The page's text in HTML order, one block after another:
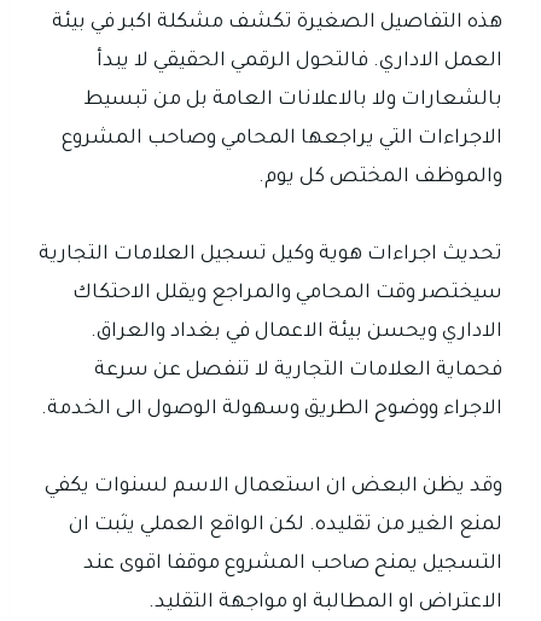
هذه التفاصيل الصغيرة تكشف مشكلة اكبر في بيئة
العمل الاداري. فالتحول الرقمي الحقيقي لا يبدأ
بالشعارات ولا بالاعلانات العامة بل من تبسيط
الاجراءات التي يراجعها المحامي وصاحب المشروع
والموظف المختص كل يوم.
تحديث اجراءات هوية وكيل تسجيل العلامات التجارية
سيختصر وقت المحامي والمراجع ويقلل الاحتكاك
الاداري ويحسن بيئة الاعمال في بغداد والعراق.
فحماية العلامات التجارية لا تنفصل عن سرعة
الاجراء ووضوح الطريق وسهولة الوصول الى الخدمة.
وقد يظن البعض ان استعمال الاسم لسنوات يكفي
لمنع الغير من تقليده. لكن الواقع العملي يثبت ان
التسجيل يمنح صاحب المشروع موقفا اقوى عند
الاعتراض او المطالبة او مواجهة التقليد.